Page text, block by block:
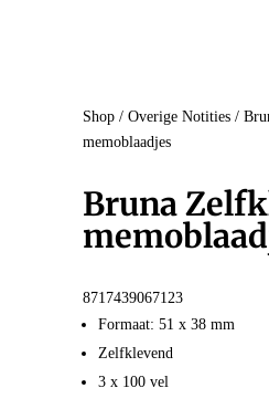
Shop/ Overige Notities/
memoblaadjes
Bruna
8717439067123
Formaat: 51 x 38 mm
Zelfklevend
3 x 100 vel